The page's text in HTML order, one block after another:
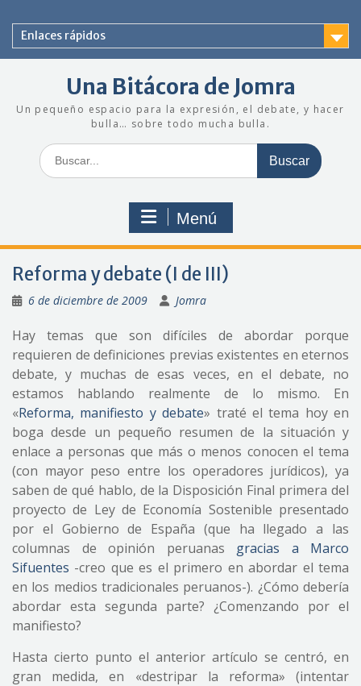
contenido
Enlaces rápidos
Una Bitácora de Jomra
Un pequeño espacio para la expresión, el debate, y hacer
bulla… sobre todo mucha bulla.
Buscar:
Menú
Reforma y debate (I de III)
6 de diciembre de 2009 Jomra
Hay temas que son difíciles de abordar porque
requieren de definiciones previas existentes en eternos
debate, y muchas de esas veces, en el debate, no
estamos hablando realmente de lo mismo. En
«Reforma, manifiesto y debate» traté el tema hoy en
boga desde un pequeño resumen de la situación y
enlace a personas que más o menos conocen el tema
(con mayor peso entre los operadores jurídicos), ya
saben de qué hablo, de la Disposición Final primera del
proyecto de Ley de Economía Sostenible presentado
por el Gobierno de España (que ha llegado a las
columnas de opinión peruanas gracias a Marco
Sifuentes -creo que es el primero en abordar el tema
en los medios tradicionales peruanos-). ¿Cómo debería
abordar esta segunda parte? ¿Comenzando por el
manifiesto?
Hasta cierto punto el anterior artículo se centró, en
gran medida, en «destripar la reforma» (intentar